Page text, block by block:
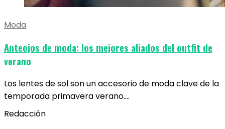
Moda
Anteojos de moda: los mejores aliados del outfit de
verano
Los lentes de sol son un accesorio de moda clave de la
temporada primavera verano.…
Redacción